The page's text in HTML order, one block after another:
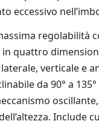
eccessivo
regolabilità
quattro
verticale e
da 90° a
Include